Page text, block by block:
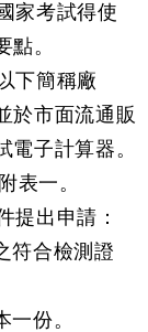
家考試得使
。
下簡稱廠
於市面流通販
子計算器。
一。
提出申請：
合檢測證
份。